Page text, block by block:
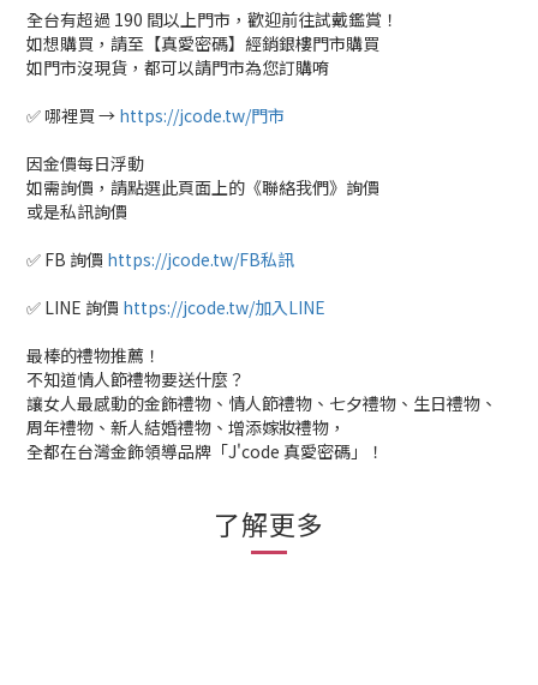
全台有超過 190 間以上門市，歡迎前往試戴鑑賞！
如想購買，請至【真愛密碼】經銷銀樓門市購買
如門市沒現貨，都可以請門市為您訂購唷
✅ 哪裡買 → https://jcode.tw/門市
因金價每日浮動
如需詢價，請點選此頁面上的《聯絡我們》詢價
或是私訊詢價
✅ FB 詢價 https://jcode.tw/FB私訊
✅ LINE 詢價 https://jcode.tw/加入LINE
最棒的禮物推薦！
不知道情人節禮物要送什麼？
讓女人最感動的金飾禮物、情人節禮物、七夕禮物、生日禮物、
周年禮物、新人結婚禮物、增添嫁妝禮物，
全都在台灣金飾領導品牌「J'code 真愛密碼」！
了解更多